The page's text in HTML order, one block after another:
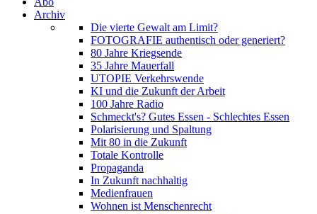
Archiv
Die vierte Gewalt am Limit?
FOTOGRAFIE authentisch oder generiert?
80 Jahre Kriegsende
35 Jahre Mauerfall
UTOPIE Verkehrswende
KI und die Zukunft der Arbeit
100 Jahre Radio
Schmeckt's? Gutes Essen - Schlechtes Essen
Polarisierung und Spaltung
Mit 80 in die Zukunft
Totale Kontrolle
Propaganda
In Zukunft nachhaltig
Medienfrauen
Wohnen ist Menschenrecht